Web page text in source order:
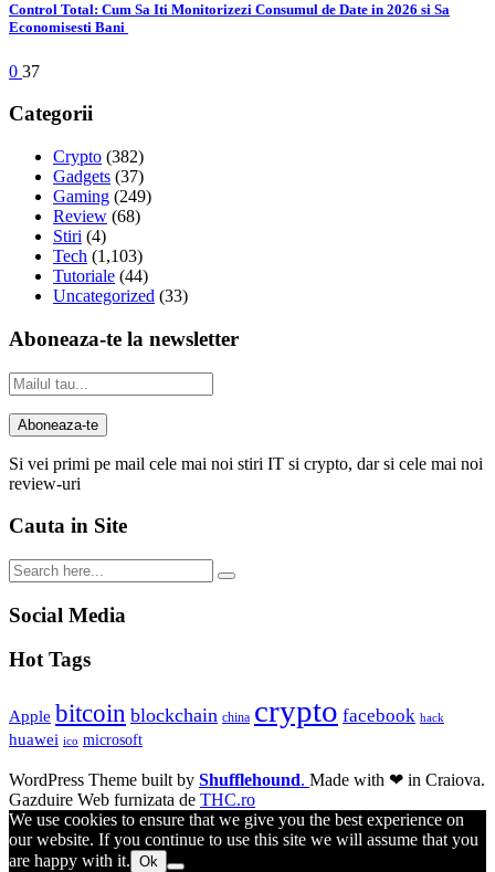
Control Total: Cum Sa Iti Monitorizezi Consumul de Date in 2026 si Sa
Economisesti Bani
0 37
Categorii
Crypto (382)
Gadgets (37)
Gaming (249)
Review (68)
Stiri (4)
Tech (1,103)
Tutoriale (44)
Uncategorized (33)
Aboneaza-te la newsletter
Si vei primi pe mail cele mai noi stiri IT si crypto, dar si cele mai noi
review-uri
Cauta in Site
Social Media
Hot Tags
Apple bitcoin blockchain china crypto facebook hack
huawei ico microsoft
WordPress Theme built by Shufflehound. Made with ❤ in Craiova.
Gazduire Web furnizata de THC.ro
We use cookies to ensure that we give you the best experience on
our website. If you continue to use this site we will assume that you
are happy with it. Ok